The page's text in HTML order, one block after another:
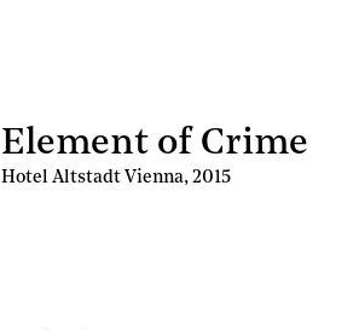
Element of Crime
Hotel Altstadt Vienna,2015